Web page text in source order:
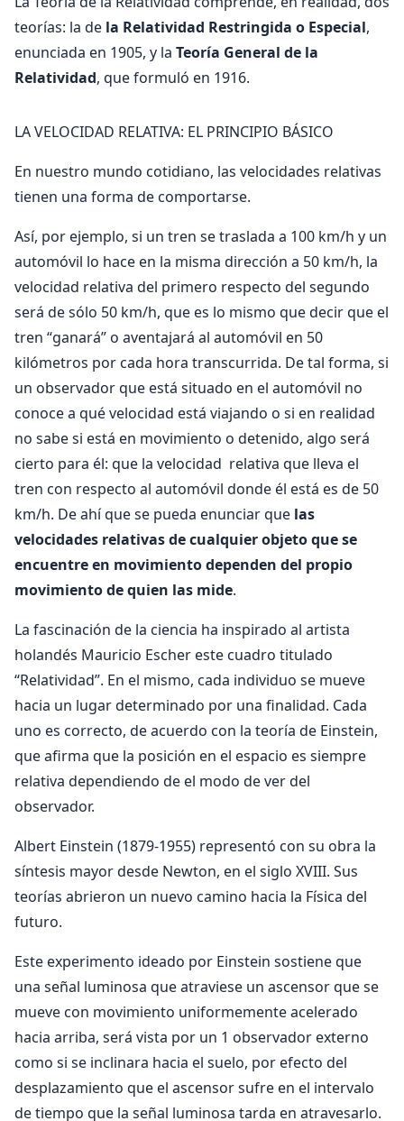
teorías: la de la Relatividad Restringida o Especial,
enunciada en 1905, y la Teoría General de la
Relatividad, que formuló en 1916.
LA VELOCIDAD RELATIVA: EL PRINCIPIO BÁSICO
En nuestro mundo cotidiano, las velocidades relativas
tienen una forma de comportarse.
Así, por ejemplo, si un tren se traslada a 100 km/h y un
automóvil lo hace en la misma dirección a 50 km/h, la
velocidad relativa del primero respecto del segundo
será de sólo 50 km/h, que es lo mismo que decir que el
tren “ganará” o aventajará al automóvil en 50
kilómetros por cada hora transcurrida. De tal forma, si
un observador que está situado en el automóvil no
conoce a qué velocidad está viajando o si en realidad
no sabe si está en movimiento o detenido, algo será
cierto para él: que la velocidad relativa que lleva el
tren con respecto al automóvil donde él está es de 50
km/h. De ahí que se pueda enunciar que las
velocidades relativas de cualquier objeto que se
encuentre en movimiento dependen del propio
movimiento de quien las mide.
La fascinación de la ciencia ha inspirado al artista
holandés Mauricio Escher este cuadro titulado
“Relatividad”. En el mismo, cada individuo se mueve
hacia un lugar determinado por una finalidad. Cada
uno es correcto, de acuerdo con la teoría de Einstein,
que afirma que la posición en el espacio es siempre
relativa dependiendo de el modo de ver del
observador.
Albert Einstein (1879-1955) representó con su obra la
síntesis mayor desde Newton, en el siglo XVIII. Sus
teorías abrieron un nuevo camino hacia la Física del
futuro.
Este experimento ideado por Einstein sostiene que
una señal luminosa que atraviese un ascensor que se
mueve con movimiento uniformemente acelerado
hacia arriba, será vista por un 1 observador externo
como si se inclinara hacia el suelo, por efecto del
desplazamiento que el ascensor sufre en el intervalo
de tiempo que la señal luminosa tarda en atravesarlo.